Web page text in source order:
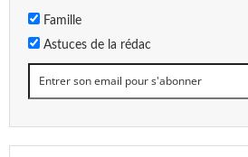
Famille
Astuces de la rédac